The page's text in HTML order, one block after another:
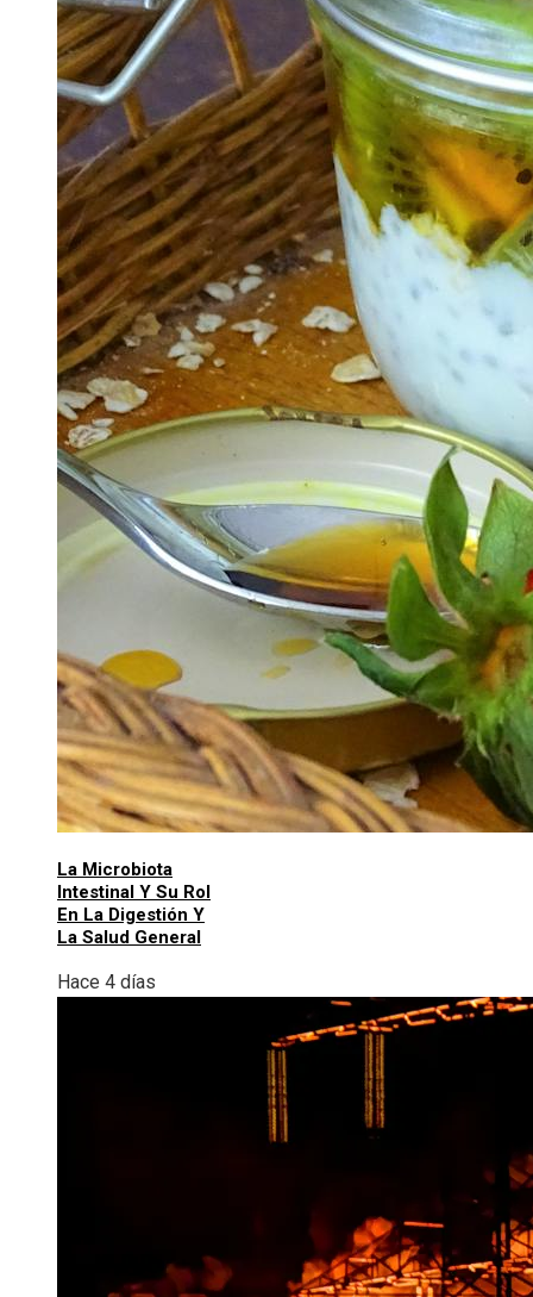
La Microbiota
Intestinal Y Su Rol
En La Digestión Y
La Salud General
Hace 4 días